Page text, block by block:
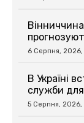
6 Серпня,
В Україні
служби для
5 Серпня, 2026,